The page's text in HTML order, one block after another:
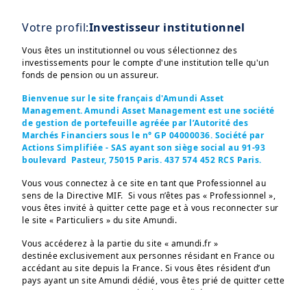
d’investissement (qui pèsent sur les
perspectives de croissance) aux
subventions comme première réponse,
avant de consentir un dérapage
budgétaire plus important. Sur le plan
des investissements, il ne faut pas sous-
estimer l’impact sur les secteurs des
semi-conducteurs et mémoires très
énergivores d’Asie du Nord-Est, ni les
répercussions mondiales en cas de
rupture de ces chaînes
encore de réserves énergétiques à court
terme – plus de trois mois pour le
pétrole dans de nombreux cas, mais
Afficher plus
Votre profil:Investisseur institutionnel
Vous êtes un institutionnel ou vous sélectionnez des
investissements pour le compte d'une institution telle qu'un
fonds de pension ou un assureur.
Bienvenue sur le site français d'Amundi Asset
Management. Amundi Asset Management est une société
de gestion de portefeuille agréée par l’Autorité des
Marchés Financiers sous le n° GP 04000036. Société par
Actions Simplifiée - SAS ayant son siège social au 91-93
boulevard Pasteur, 75015 Paris. 437 574 452 RCS Paris.
Vous vous connectez à ce site en tant que Professionnel au
sens de la Directive MIF. Si vous n’êtes pas « Professionnel »,
vous êtes invité à quitter cette page et à vous reconnecter sur
le site « Particuliers » du site Amundi.
Vous accéderez à la partie du site « amundi.fr »
destinée exclusivement aux personnes résidant en France ou
accédant au site depuis la France. Si vous êtes résident d’un
pays ayant un site Amundi dédié, vous êtes prié de quitter cette
Ces informations sont destinées exclusivement aux
investisseurs “Professionnels” au sens de la Directive
2004/39/CE du 21 avril 2004 « MIF »  et des articles 314-4
et suivants du Règlement Général de l’AMF. Elles ne
s’adressent pas au grand public ou aux particuliers non-
professionnels au sens de toute règlementation locale, ni
aux “US Persons”, telle que cette expression est définie
par la «Regulation S» de la Securities and Exchange
Les informations non-contractuelles ne constituent en
aucun cas une offre d’achat, une sollicitation de vente ou
un conseil en investissement dans les OPCVM, fonds et